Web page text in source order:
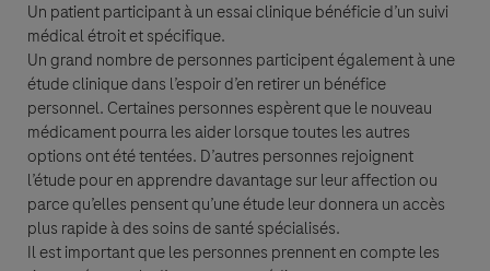
Un patient participant à un essai clinique bénéficie d’un suivi
médical étroit et spécifique.
Un grand nombre de personnes participent également à une
étude clinique dans l’espoir d’en retirer un bénéfice
personnel. Certaines personnes espèrent que le nouveau
médicament pourra les aider lorsque toutes les autres
options ont été tentées. D’autres personnes rejoignent
l’étude pour en apprendre davantage sur leur affection ou
parce qu’elles pensent qu’une étude leur donnera un accès
plus rapide à des soins de santé spécialisés.
Il est important que les personnes prennent en compte les
Veuillez sélectionner votre option de contact
Accepter et envoyer
Accepter et envoyer